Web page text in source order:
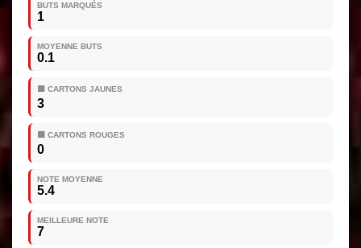
BUTS MARQUÉS
1
MOYENNE BUTS
0.1
🟨 CARTONS JAUNES
3
🟥 CARTONS ROUGES
0
NOTE MOYENNE
5.4
MEILLEURE NOTE
7